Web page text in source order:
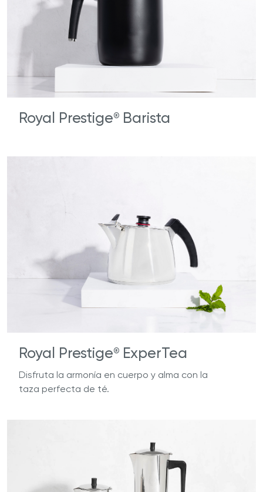
Royal Prestige® Barista
Royal Prestige® ExperTea
Disfruta la armonía en cuerpo y alma con la
taza perfecta de té.